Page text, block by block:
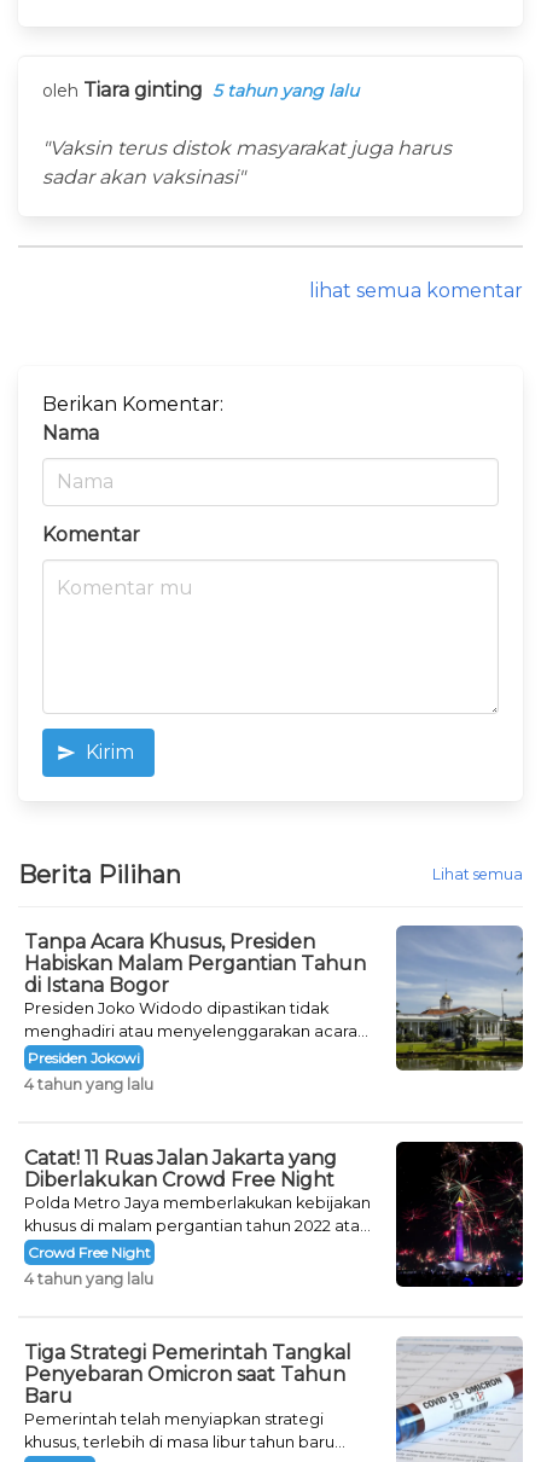
oleh Tiara ginting 5 tahun yang lalu
"Vaksin terus distok masyarakat juga harus
sadar akan vaksinasi"
lihat semua komentar
Berikan Komentar:
Nama
Komentar
Kirim
Berita Pilihan Lihat semua
Tanpa Acara Khusus, Presiden
Habiskan Malam Pergantian Tahun
di Istana Bogor
Presiden Joko Widodo dipastikan tidak
menghadiri atau menyelenggarakan acara
khusus untuk mengisi malam pergantian
tahun.
Presiden Jokowi
4 tahun yang lalu
Catat! 11 Ruas Jalan Jakarta yang
Diberlakukan Crowd Free Night
Polda Metro Jaya memberlakukan kebijakan
khusus di malam pergantian tahun 2022 atau
Crowd Free Night selama dua hari.
Crowd Free Night
4 tahun yang lalu
Tiga Strategi Pemerintah Tangkal
Penyebaran Omicron saat Tahun
Baru
Pemerintah telah menyiapkan strategi
khusus, terlebih di masa libur tahun baru